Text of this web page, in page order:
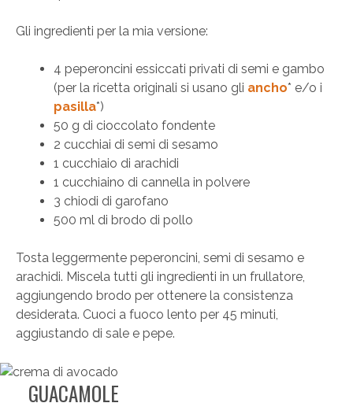
Gli ingredienti per la mia versione:
4 peperoncini essiccati privati di semi e gambo
(per la ricetta originali si usano gli ancho* e/o i
pasilla*)
50 g di cioccolato fondente
2 cucchiai di semi di sesamo
1 cucchiaio di arachidi
1 cucchiaino di cannella in polvere
3 chiodi di garofano
500 ml di brodo di pollo
Tosta leggermente peperoncini, semi di sesamo e
arachidi. Miscela tutti gli ingredienti in un frullatore,
aggiungendo brodo per ottenere la consistenza
desiderata. Cuoci a fuoco lento per 45 minuti,
aggiustando di sale e pepe.
GUACAMOLE